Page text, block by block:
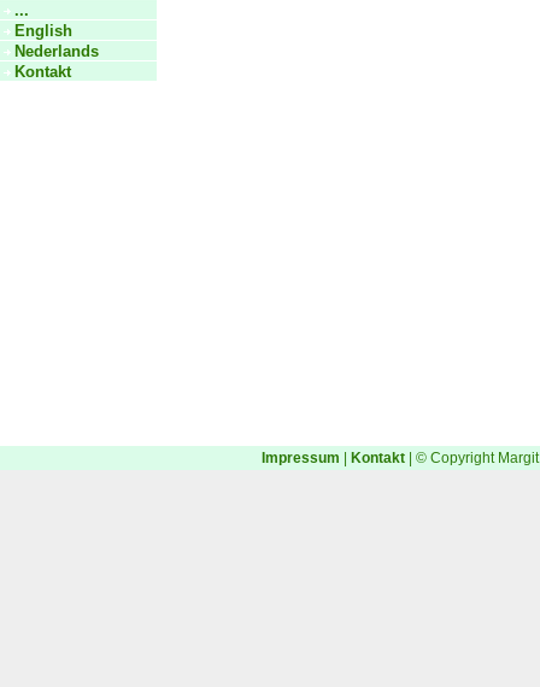
...
English
Nederlands
Kontakt
Impressum Kontakt | © Copyright